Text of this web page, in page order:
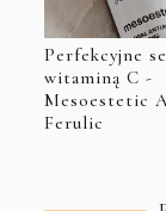
Perfekcyjne
witaminą C -
Mesoestetic
Ferulic